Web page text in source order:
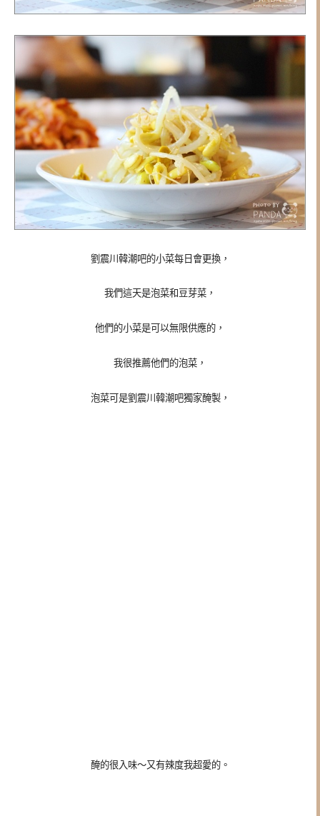
劉震川韓潮吧的小菜每日會更換，
我們這天是泡菜和豆芽菜，
他們的小菜是可以無限供應的，
我很推薦他們的泡菜，
泡菜可是劉震川韓潮吧獨家醃製，
醃的很入味～又有辣度我超愛的。